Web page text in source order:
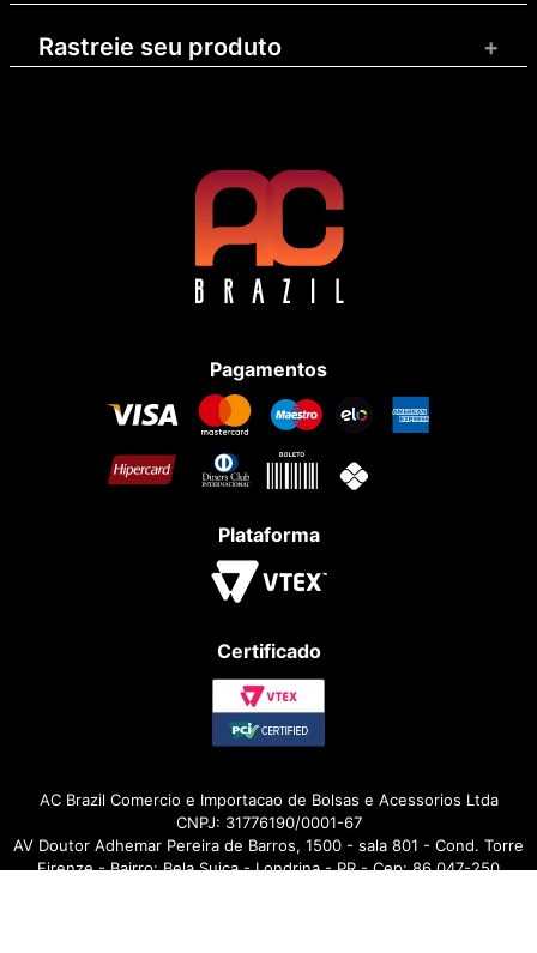
Rastreie seu produto +
Pagamentos
Plataforma
Certificado
AC Brazil Comercio e Importacao de Bolsas e Acessorios Ltda
CNPJ: 31776190/0001-67
AV Doutor Adhemar Pereira de Barros, 1500 - sala 801 - Cond. Torre
Firenze - Bairro: Bela Suiça - Londrina - PR - Cep: 86.047-250